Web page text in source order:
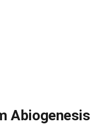
Abiogenesis